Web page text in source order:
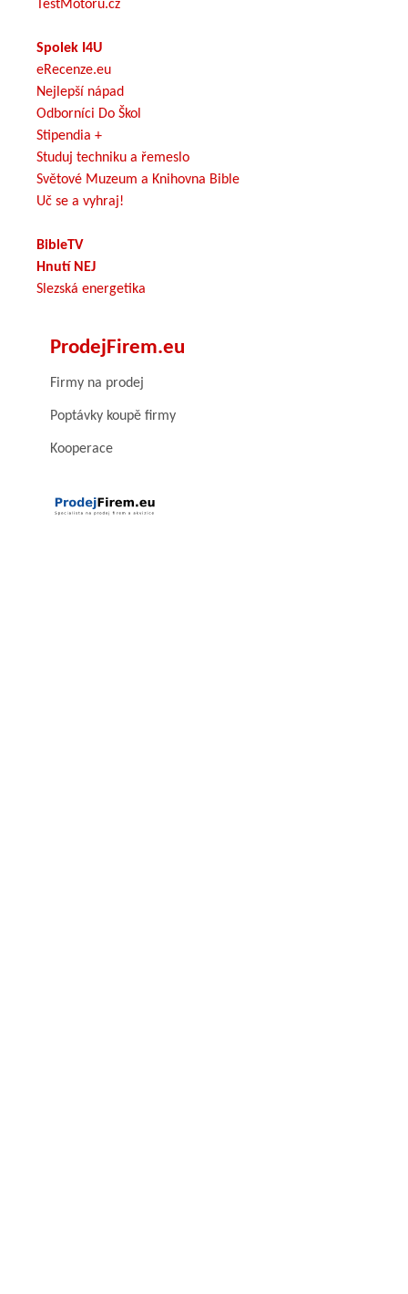
TestMotoru.cz
Spolek I4U
eRecenze.eu
Nejlepší nápad
Odborníci Do Škol
Stipendia +
Studuj techniku a řemeslo
Světové Muzeum a Knihovna Bible
Uč se a vyhraj!
BibleTV
Hnutí NEJ
Slezská energetika
ProdejFirem.eu
Firmy na prodej
Poptávky koupě firmy
Kooperace